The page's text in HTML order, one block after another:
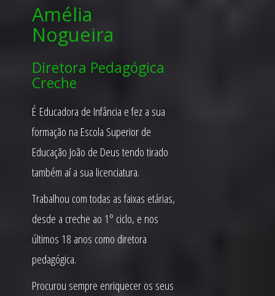
Amélia
Nogueira
Diretora Pedagógica
Creche
É Educadora de Infância e fez a sua
formação na Escola Superior de
Educação João de Deus tendo tirado
também aí a sua licenciatura.
Trabalhou com todas as faixas etárias,
desde a creche ao 1º ciclo, e nos
últimos 18 anos como diretora
pedagógica.
Procurou sempre enriquecer os seus